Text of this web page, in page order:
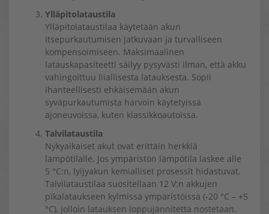
Ylläpitolataustila
Ylläpitolataustilaa käytetään akun
itsepurkautumisen jatkuvaan ja turvalliseen
kompensoimiseen. Maksimaalinen
latauskapasiteetti säilyy pysyvästi ilman, että akku
vahingoittuu liiallisesta latauksesta. Sopii
ihanteellisesti ehkäisemään akun
syväpurkautumista harvoin käytetyissä
ajoneuvoissa, kuten klassikkoautoissa.
Talvilataustila
Nykyaikaiset akut ovat erittäin herkkiä
lämpötilalle. Jos ympäristön lämpötila laskee alle
5 °C:n, lyijyakun kemialliset prosessit hidastuvat.
Talvilataustilaa suositellaan 12 V:n akkujen
pikalataukseen kylmissä ympäristöissä (-20 °C – +5
°C), jolloin latauksen loppujännitettä nostetaan.